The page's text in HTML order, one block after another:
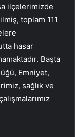
ilçelerimizde
toplam 111
hasar
Başta
Emniyet,
sağlık ve